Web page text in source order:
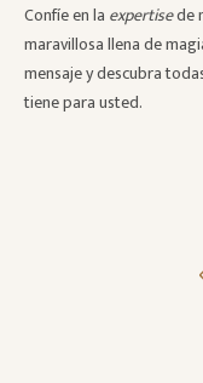
Confíe en la expertisede
maravillosa llena de
mensaje y descubra
tiene para usted.